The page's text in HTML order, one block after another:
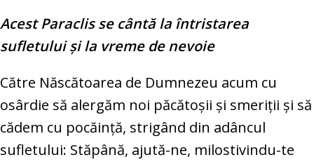
Acest Paraclis se cântă la întristarea
sufletului şi la vreme de nevoie
Către Născătoarea de Dumnezeu acum cu
osârdie să alergăm noi păcătoşii şi smeriţii şi să
cădem cu pocăinţă, strigând din adâncul
sufletului: Stăpână, ajută-ne, milostivindu-te